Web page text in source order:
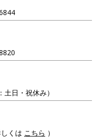
日・祝休み）
くは こちら ）